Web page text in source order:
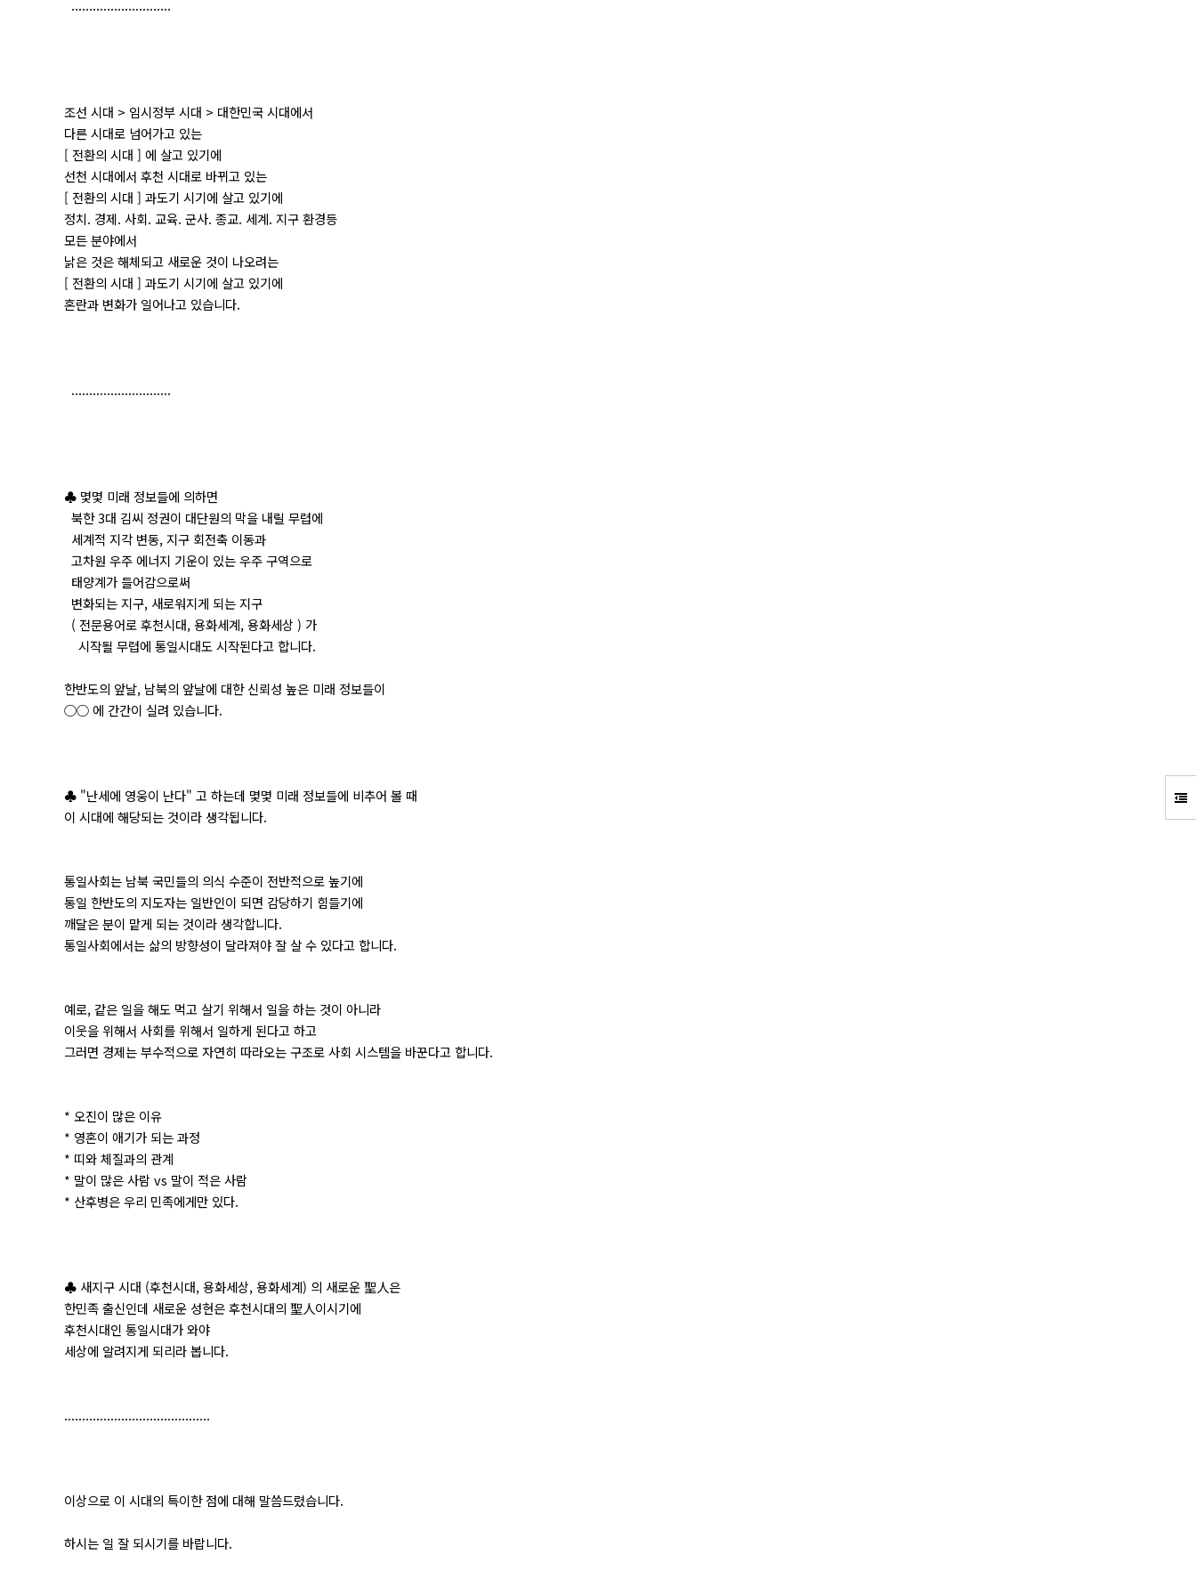
............................
조선 시대 > 임시정부 시대 > 대한민국 시대에서
다른 시대로 넘어가고 있는
[ 전환의 시대 ] 에 살고 있기에
선천 시대에서 후천 시대로 바뀌고 있는
[ 전환의 시대 ] 과도기 시기에 살고 있기에
정치. 경제. 사회. 교육. 군사. 종교. 세계. 지구 환경등
모든 분야에서
낡은 것은 해체되고 새로운 것이 나오려는
[ 전환의 시대 ] 과도기 시기에 살고 있기에
혼란과 변화가 일어나고 있습니다.
............................
♣ 몇몇 미래 정보들에 의하면
북한 3대 김씨 정권이 대단원의 막을 내릴 무렵에
세계적 지각 변동, 지구 회전축 이동과
고차원 우주 에너지 기운이 있는 우주 구역으로
태양계가 들어감으로써
변화되는 지구, 새로워지게 되는 지구
( 전문용어로 후천시대, 용화세계, 용화세상 ) 가
시작될 무렵에 통일시대도 시작된다고 합니다.
한반도의 앞날, 남북의 앞날에 대한 신뢰성 높은 미래 정보들이
○○ 에 간간이 실려 있습니다.
♣ "난세에 영웅이 난다" 고 하는데 몇몇 미래 정보들에 비추어 볼 때
이 시대에 해당되는 것이라 생각됩니다.
통일사회는 남북 국민들의 의식 수준이 전반적으로 높기에
통일 한반도의 지도자는 일반인이 되면 감당하기 힘들기에
깨달은 분이 맡게 되는 것이라 생각합니다.
통일사회에서는 삶의 방향성이 달라져야 잘 살 수 있다고 합니다.
예로, 같은 일을 해도 먹고 살기 위해서 일을 하는 것이 아니라
이웃을 위해서 사회를 위해서 일하게 된다고 하고
그러면 경제는 부수적으로 자연히 따라오는 구조로 사회 시스템을 바꾼다고 합니다.
* 오진이 많은 이유
* 영혼이 애기가 되는 과정
* 띠와 체질과의 관계
* 말이 많은 사람 vs 말이 적은 사람
* 산후병은 우리 민족에게만 있다.
♣ 새지구 시대 (후천시대, 용화세상, 용화세계) 의 새로운 聖人은
한민족 출신인데 새로운 성현은 후천시대의 聖人이시기에
후천시대인 통일시대가 와야
세상에 알려지게 되리라 봅니다.
.........................................
이상으로 이 시대의 특이한 점에 대해 말씀드렸습니다.
하시는 일 잘 되시기를 바랍니다.